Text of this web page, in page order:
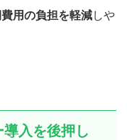
用の負担を軽減しや
入を後押し